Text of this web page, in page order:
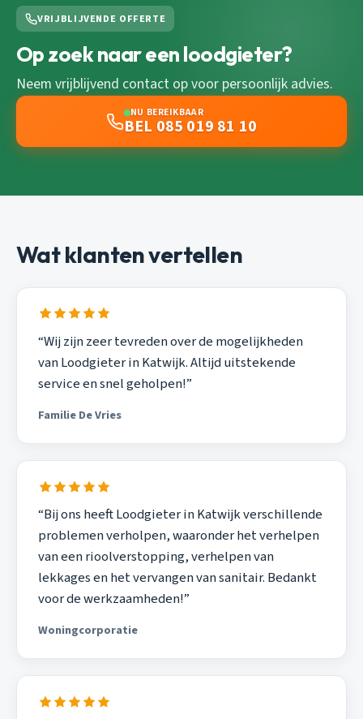
VRIJBLIJVENDE OFFERTE
Op zoek naar een loodgieter?
Neem vrijblijvend contact op voor persoonlijk advies.
NU BEREIKBAAR
BEL 085 019 81 10
Wat klanten vertellen
“Wij zijn zeer tevreden over de mogelijkheden
van Loodgieter in Katwijk. Altijd uitstekende
service en snel geholpen!”
Familie De Vries
“Bij ons heeft Loodgieter in Katwijk verschillende
problemen verholpen, waaronder het verhelpen
van een rioolverstopping, verhelpen van
lekkages en het vervangen van sanitair. Bedankt
voor de werkzaamheden!”
Woningcorporatie